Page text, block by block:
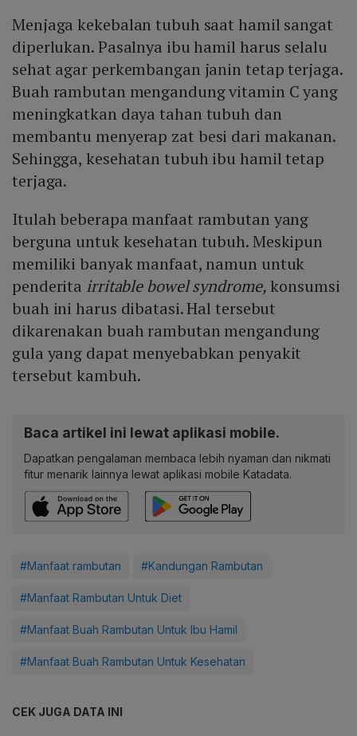
Menjaga kekebalan tubuh saat hamil sangat
diperlukan. Pasalnya ibu hamil harus selalu
sehat agar perkembangan janin tetap terjaga.
Buah rambutan mengandung vitamin C yang
meningkatkan daya tahan tubuh dan
membantu menyerap zat besi dari makanan.
Sehingga, kesehatan tubuh ibu hamil tetap
terjaga.
Itulah beberapa manfaat rambutan yang
berguna untuk kesehatan tubuh. Meskipun
memiliki banyak manfaat, namun untuk
penderita irritable bowel syndrome,konsumsi
buah ini harus dibatasi. Hal tersebut
dikarenakan buah rambutan mengandung
gula yang dapat menyebabkan penyakit
tersebut kambuh.
Baca artikel ini lewat aplikasi mobile.
Dapatkan pengalaman membaca lebih nyaman dan nikmati
fitur menarik lainnya lewat aplikasi mobile Katadata.
#Manfaat rambutan #Kandungan Rambutan
#Manfaat Rambutan Untuk Diet
#Manfaat Buah Rambutan Untuk Ibu Hamil
#Manfaat Buah Rambutan Untuk Kesehatan
CEK JUGA DATA INI